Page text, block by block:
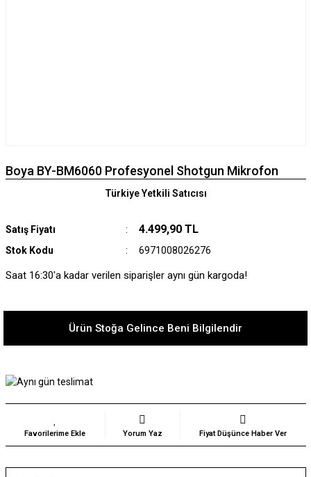
Boya BY-BM6060 Profesyonel Shotgun Mikrofon
Satış Fiyatı 4.499,90 TL
Stok Kodu 6971008026276
Türkiye Yetkili Satıcısı
Saat 16:30'a kadar verilen siparişler aynı gün kargoda!
Ürün Stoğa Gelince Beni Bilgilendir
Yorum Yaz Fiyat Düşünce Haber Ver